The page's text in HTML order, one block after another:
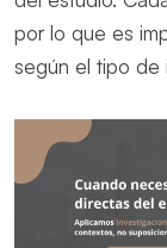
por lo que es
según el tipo de